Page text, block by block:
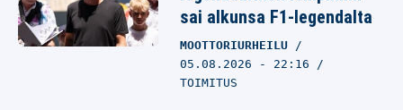
sai alkunsa F1-legendalta
MOOTTORIURHEILU
05.08.2026 - 22:16
TOIMITUS